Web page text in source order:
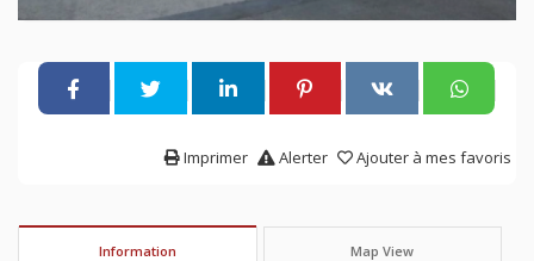
Ajouter à mes favoris
Alerter
Imprimer
Information Map View